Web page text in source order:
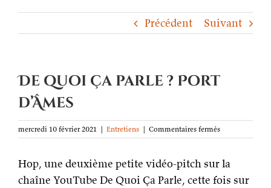
Précédent Suivant
De quoi ça parle ? Port
d’Âmes
mercredi 10 février 2021 | Entretiens | Commentaires ferméssur
De
ça
Port
Hop, une deuxième petite vidéo-pitch sur la
chaîne YouTube De Quoi Ça Parle, cette fois sur